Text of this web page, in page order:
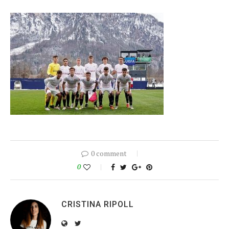
0 comment
0
CRISTINA RIPOLL